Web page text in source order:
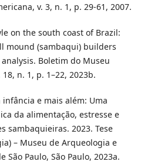
v. 3, n. 1, p. 29-61, 2007.
on the south coast of Brazil:
mound (sambaqui) builders
Boletim do Museu
n. 1, p. 1–22, 2023b.
infância e mais além: Uma
da alimentação, estresse e
sambaquieiras. 2023. Tese
– Museu de Arqueologia e
São Paulo, São Paulo, 2023a.